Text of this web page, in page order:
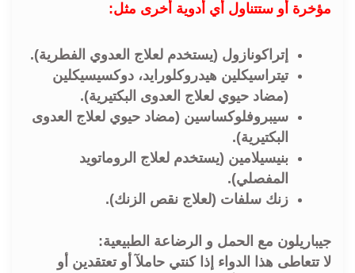
مؤخرة أو ستتناول أي أدوية أخرى مثل:
إتراكونازول (يستخدم لعلاج العدوي الفطرية).
تيتراسيكلين هيدروكلورايد، دوكسيسيكلين
(مضاد حيوي لعلاج العدوى البكتيرية).
سيبروفلوكساسين (مضاد حيوي لعلاج العدوى
البكتيرية).
بنيسيلامين (يستخدم لعلاج الروماتويد
المفصلي).
زنك سلفات (لعلاج نقص الزنك).
جيباريلون مع الحمل و الرضاعة الطبيعية:
لا تتعاطى هذا الدواء إذا كنتي حاملآ أو تعتقدين أو